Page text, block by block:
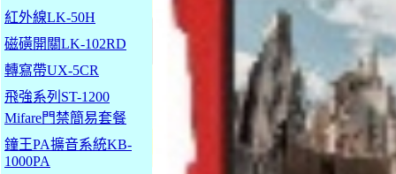
紅外線LK-50H
磁磺開關LK-102RD
轉寫帶UX-5CR
飛強系列ST-1200
Mifare門禁簡易套餐
鐘王PA擴音系統KB-
1000PA